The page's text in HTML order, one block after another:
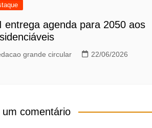
entrega agenda para 2050 aos
grande circular
22/06/2026
um comentário